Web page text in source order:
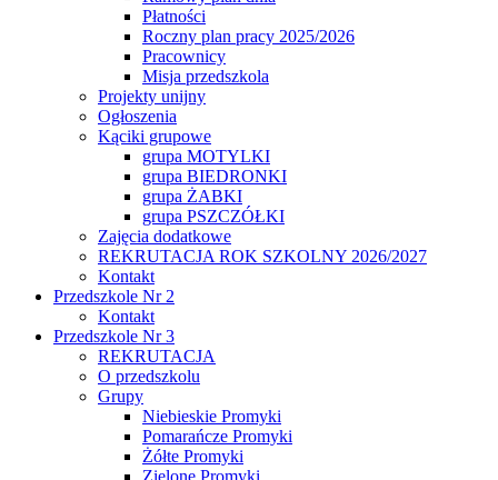
Płatności
Roczny plan pracy 2025/2026
Pracownicy
Misja przedszkola
Projekty unijny
Ogłoszenia
Kąciki grupowe
grupa MOTYLKI
grupa BIEDRONKI
grupa ŻABKI
grupa PSZCZÓŁKI
Zajęcia dodatkowe
REKRUTACJA ROK SZKOLNY 2026/2027
Kontakt
Przedszkole Nr 2
Kontakt
Przedszkole Nr 3
REKRUTACJA
O przedszkolu
Grupy
Niebieskie Promyki
Pomarańcze Promyki
Żółte Promyki
Zielone Promyki